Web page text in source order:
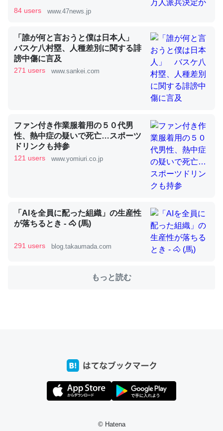
昆虫ってカルシウム少ないのか。知らんかった。調べたら
─ニュース :: 【研究発表】昆虫学の大問題＝「昆虫はなぜ海にいな
いのか」に関する新仮説
利だから両方が拮抗してるのでは」とあって面白い。海に
いる鋏角類（カブトガニ・ウミグモ）はカルシウムを使わ
ずキチンを強化してる筈だが、酵素が違うのか？
─ニュース :: 【研究発表】昆虫学の大問題＝「昆虫はなぜ海にいな
これを元に考えるとカルシウムを大量に使う脊椎動物と貝
類は苦労してるんだな…。腹足類だと殻を無くしてナメク
位置情報を共有してる。電池残量や充電中かが分かるので
これ見て生きてるなって分かる。
─たまにLINEするくらいだった遠方の父67歳と僕。ITツール導入で
コミュニケーションが劇的に変化した｜tayorini by LIFULL介護
84 users www.47news.jp
「誰が何と言おうと僕は日本人」
バスケ八村塁、人種差別に関する誹
謗中傷に言及
271 users www.sankei.com
ファン付き作業服着用の５０代男
性、熱中症の疑いで死亡…スポーツ
ドリンクも持参
121 users www.yomiuri.co.jp
「AIを全員に配った組織」の生産性
が落ちるとき - 🐴 (馬)
291 users blog.takaumada.com
もっと読む
© Hatena